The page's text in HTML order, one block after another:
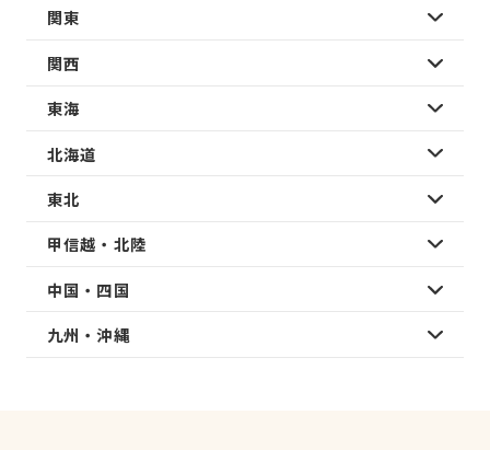
関東
関西
東海
北海道
東北
甲信越・北陸
中国・四国
九州・沖縄